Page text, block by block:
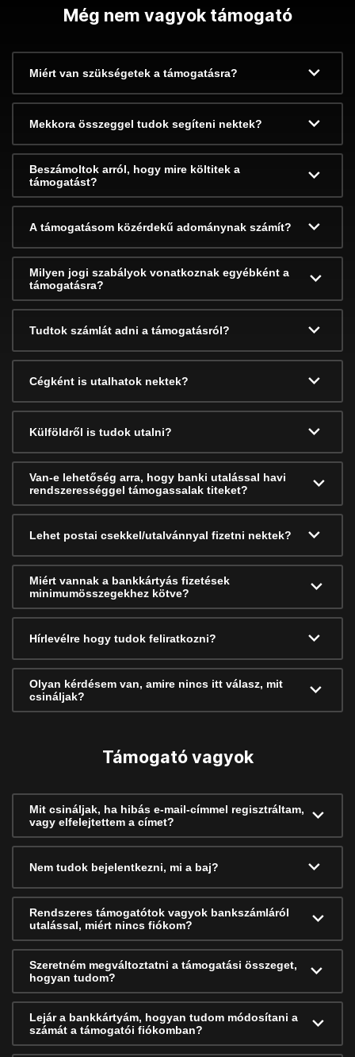
Még nem vagyok támogató
Miért van szükségetek a támogatásra?
Mekkora összeggel tudok segíteni nektek?
Beszámoltok arról, hogy mire költitek a
támogatást?
A támogatásom közérdekű adománynak számít?
Milyen jogi szabályok vonatkoznak egyébként a
támogatásra?
Tudtok számlát adni a támogatásról?
Cégként is utalhatok nektek?
Külföldről is tudok utalni?
Van-e lehetőség arra, hogy banki utalással havi
rendszerességgel támogassalak titeket?
Lehet postai csekkel/utalvánnyal fizetni nektek?
Miért vannak a bankkártyás fizetések
minimumösszegekhez kötve?
Hírlevélre hogy tudok feliratkozni?
Olyan kérdésem van, amire nincs itt válasz, mit
csináljak?
Támogató vagyok
Mit csináljak, ha hibás e-mail-címmel regisztráltam,
vagy elfelejtettem a címet?
Nem tudok bejelentkezni, mi a baj?
Rendszeres támogatótok vagyok bankszámláról
utalással, miért nincs fiókom?
Szeretném megváltoztatni a támogatási összeget,
hogyan tudom?
Lejár a bankkártyám, hogyan tudom módosítani a
számát a támogatói fiókomban?